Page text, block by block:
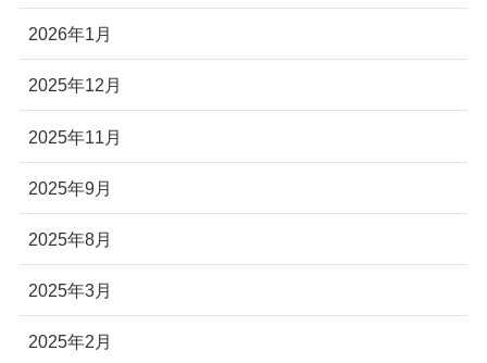
2026年1月
2025年12月
2025年11月
2025年9月
2025年8月
2025年3月
2025年2月